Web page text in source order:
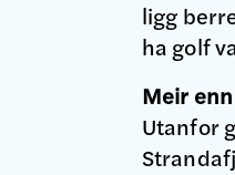
ligg
ha golf
Meir
Utanfor